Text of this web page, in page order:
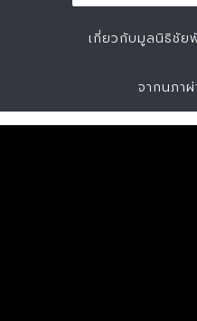
เกี่ยวกับมูลนิธิชั
จากนภา